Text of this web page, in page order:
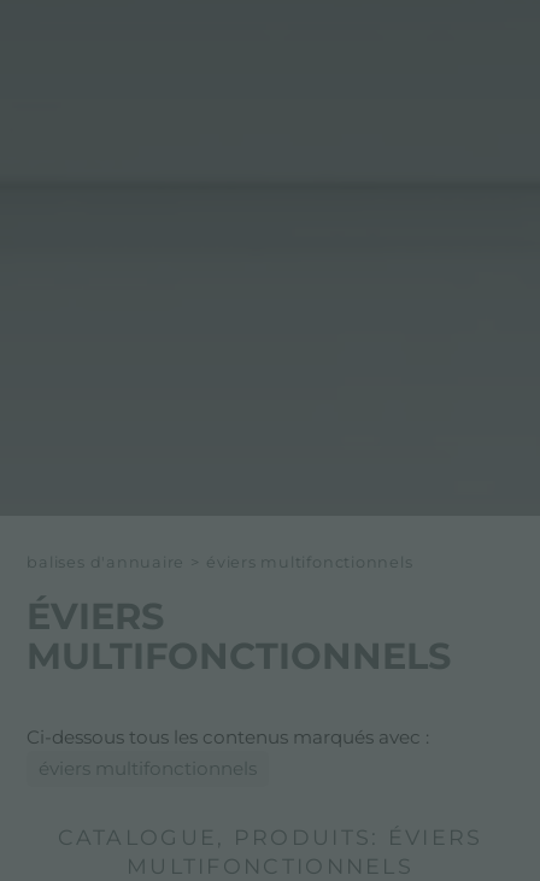
balises d'annuaire > éviers multifonctionnels
ÉVIERS
MULTIFONCTIONNELS
Ci-dessous tous les contenus marqués avec :
éviers multifonctionnels
CATALOGUE, PRODUITS: ÉVIERS
MULTIFONCTIONNELS